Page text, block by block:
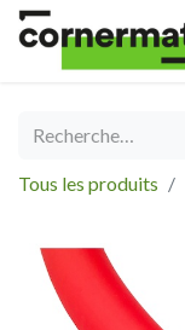
Tous les produits